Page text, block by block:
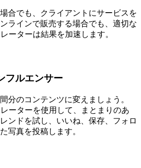
合でも、クライアントにサービスを
ラインで販売する場合でも、適切な
ーターは結果を加速します。
フルエンサー
分のコンテンツに変えましょう。
ーターを使用して、まとまりのあ
ンドを試し、いいね、保存、フォロ
写真を投稿します。